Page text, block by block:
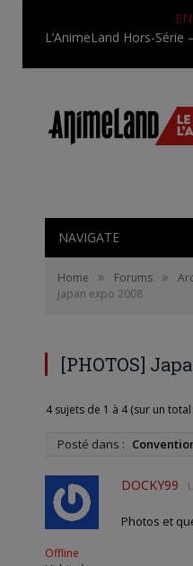
NAVIGATE
Home » Forums »
Japan expo 2008
[PHOTOS]
4 sujets de 1 à 4 (sur un
Posté dans :
Offline
DOCKY99
Photos et